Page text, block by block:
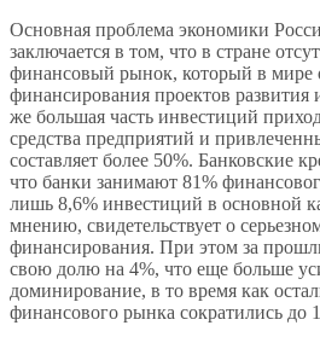
Основная проблема экономики
заключается в том, что в стране
финансовый рынок, который в мире
финансирования проектов
же большая часть инвестиций
средства предприятий и
составляет более 50%. Банковские
что банки занимают 81%
лишь 8,6% инвестиций в основной
мнению, свидетельствует о
финансирования. При этом за
свою долю на 4%, что еще больше
доминирование, в то время как
финансового рынка сократились до